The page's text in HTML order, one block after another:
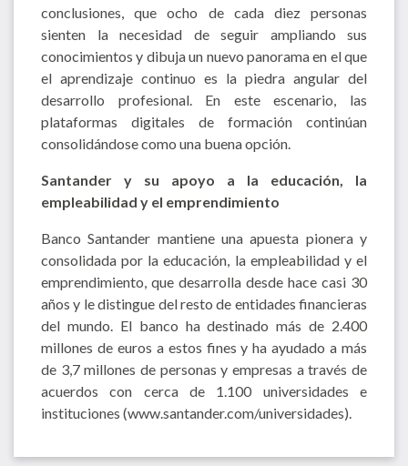
conclusiones, que ocho de cada diez personas
sienten la necesidad de seguir ampliando sus
conocimientos y dibuja un nuevo panorama en el que
el aprendizaje continuo es la piedra angular del
desarrollo profesional. En este escenario, las
plataformas digitales de formación continúan
consolidándose como una buena opción.
Santander y su apoyo a la educación, la
empleabilidad y el emprendimiento
Banco Santander mantiene una apuesta pionera y
consolidada por la educación, la empleabilidad y el
emprendimiento, que desarrolla desde hace casi 30
años y le distingue del resto de entidades financieras
del mundo. El banco ha destinado más de 2.400
millones de euros a estos fines y ha ayudado a más
de 3,7 millones de personas y empresas a través de
acuerdos con cerca de 1.100 universidades e
instituciones (www.santander.com/universidades).